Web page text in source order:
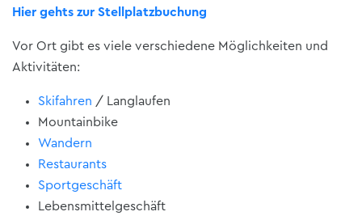
Hier gehts zur Stellplatzbuchung
Vor Ort gibt es viele verschiedene Möglichkeiten und
Aktivitäten:
Skifahren / Langlaufen
Mountainbike
Wandern
Restaurants
Sportgeschäft
Lebensmittelgeschäft